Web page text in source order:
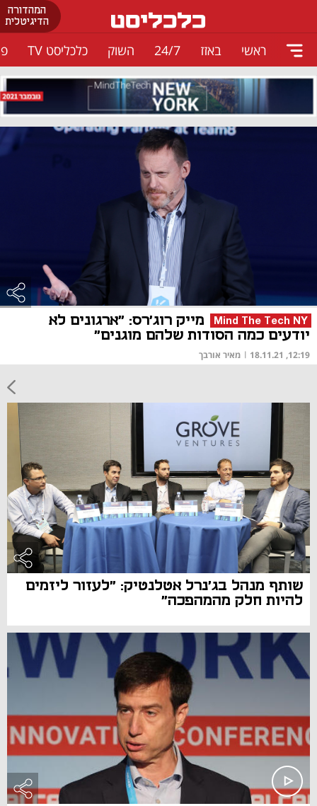
המהדורה
הדיגיטלית
ראשי באזז 24/7 השוק כלכליסט TV
Mind The Tech NY
מייק רוג'רס: "ארגונים לא
יודעים כמה הסודות שלהם מוגנים"
12:19, 18.11.21
| מאיר אורבך
שותף מנהל בג'נרל אטלנטיק: "לעזור ליזמים
להיות חלק מהמהפכה"